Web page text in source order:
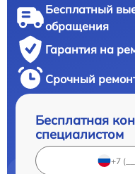
Бесплатный
обращения
Гарантия на
Срочный
Бесплатная
специалистом